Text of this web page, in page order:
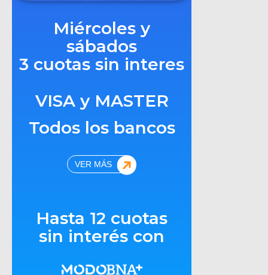
Miércoles y
sábados
3 cuotas sin interes
VISA y MASTER
Todos los bancos
VER MÁS
Hasta 12 cuotas
sin interés con